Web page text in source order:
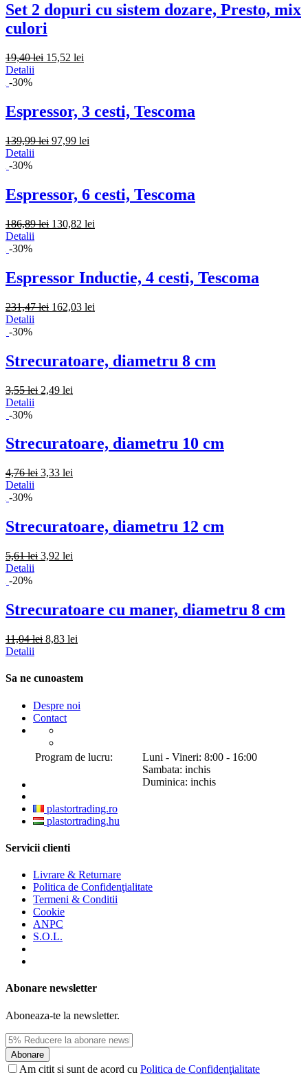
Set 2 dopuri cu sistem dozare, Presto, mix
culori
19,40 lei 15,52 lei
Detalii
-30%
Espressor, 3 cesti, Tescoma
139,99 lei 97,99 lei
Detalii
-30%
Espressor, 6 cesti, Tescoma
186,89 lei 130,82 lei
Detalii
-30%
Espressor Inductie, 4 cesti, Tescoma
231,47 lei 162,03 lei
Detalii
-30%
Strecuratoare, diametru 8 cm
3,55 lei 2,49 lei
Detalii
-30%
Strecuratoare, diametru 10 cm
4,76 lei 3,33 lei
Detalii
-30%
Strecuratoare, diametru 12 cm
5,61 lei 3,92 lei
Detalii
-20%
Strecuratoare cu maner, diametru 8 cm
11,04 lei 8,83 lei
Detalii
Sa ne cunoastem
Despre noi
Contact
Program de lucru:
Luni - Vineri: 8:00 - 16:00
Sambata: inchis
Duminica: inchis
plastortrading.ro
plastortrading.hu
Servicii clienti
Livrare & Returnare
Politica de Confidenţialitate
Termeni & Conditii
Cookie
ANPC
S.O.L.
Abonare newsletter
Aboneaza-te la newsletter.
Abonare
Am citit si sunt de acord cu Politica de Confidenţialitate